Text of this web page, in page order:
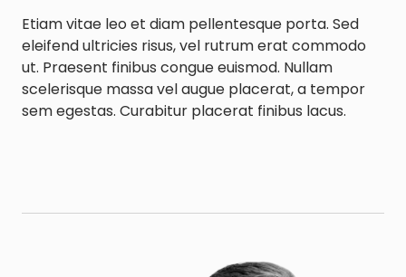
Etiam vitae leo et diam pellentesque porta. Sed
eleifend ultricies risus, vel rutrum erat commodo
ut. Praesent finibus congue euismod. Nullam
scelerisque massa vel augue placerat, a tempor
sem egestas. Curabitur placerat finibus lacus.